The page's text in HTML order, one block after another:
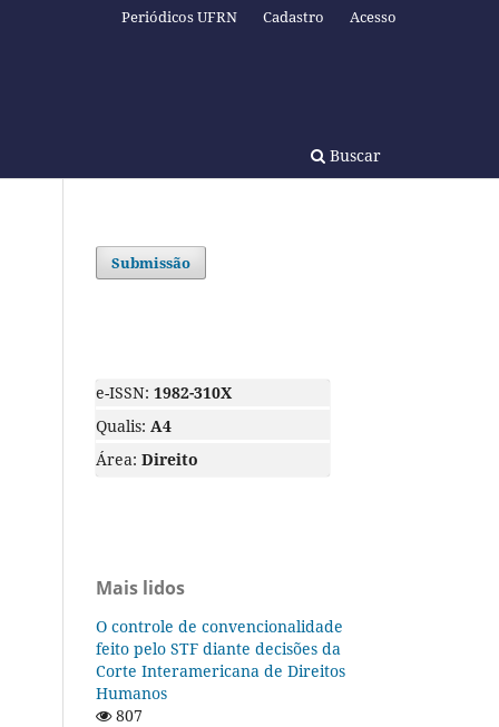
Buscar
Periódicos UFRN Cadastro Acesso
Submissão
e-ISSN: 1982-310X
Qualis: A4
Área: Direito
Mais lidos
O controle de convencionalidade
feito pelo STF diante decisões da
Corte Interamericana de Direitos
Humanos
807